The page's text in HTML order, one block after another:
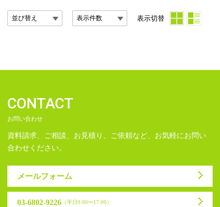
表示切替
CONTACT
お問い合わせ
資料請求、ご相談、お見積り、ご依頼など、お気軽にお問い
合わせください。
メールフォーム
03-6802-9226 （平日9:00〜17:00）